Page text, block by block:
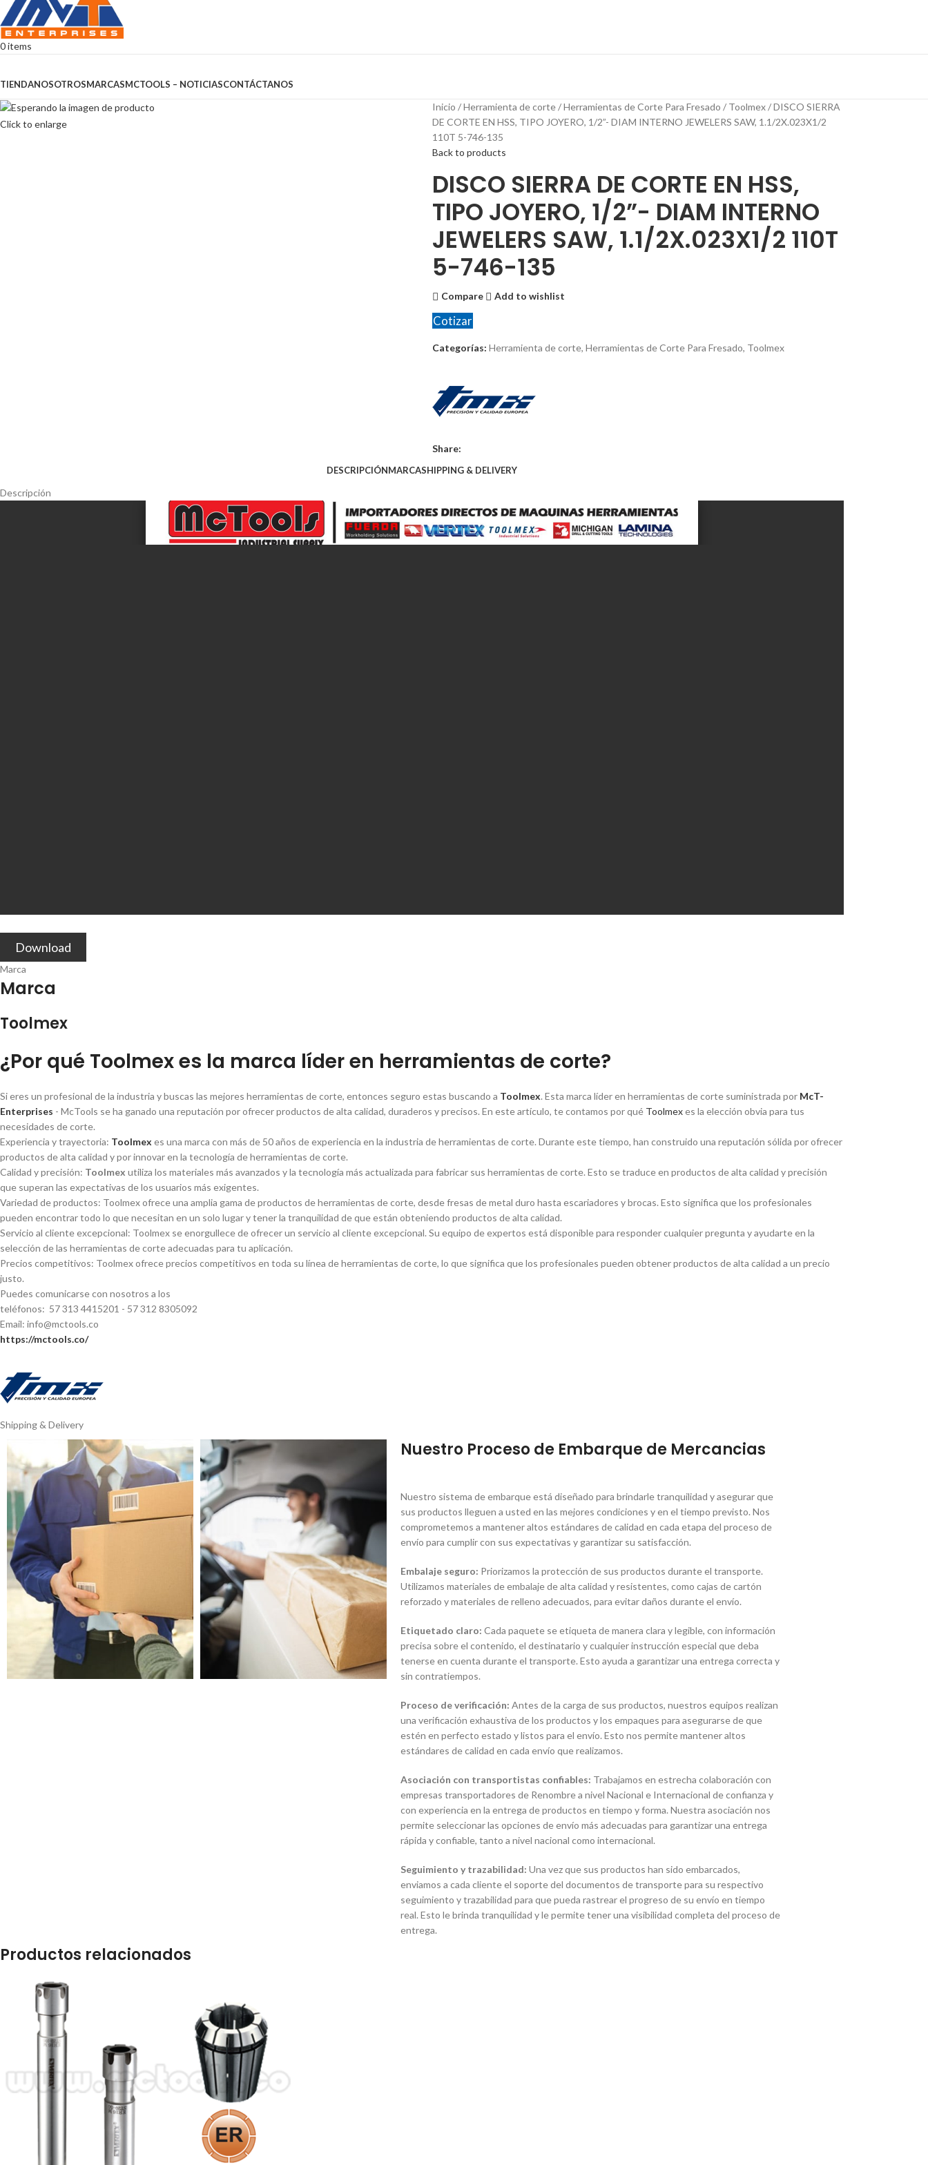
0items
TIENDANOSOTROSMARCASMCTOOLS – NOTICIASCONTÁCTANOS
Click to enlarge
Inicio Herramienta de corte Herramientas de Corte Para Fresado Toolmex
DISCO SIERRA
DE CORTE EN HSS, TIPO JOYERO, 1/2”- DIAM INTERNO JEWELERS SAW, 1.1/2X.023X1/2
110T 5-746-135
Back to products
DISCO SIERRA DE CORTE EN HSS,
TIPO JOYERO, 1/2”- DIAM INTERNO
JEWELERS SAW, 1.1/2X.023X1/2 110T
5-746-135
Compare Add to wishlist
Cotizar
Categorías: Herramienta de corte, Herramientas de Corte Para Fresado, Toolmex
Share:
DESCRIPCIÓNMARCASHIPPING & DELIVERY
Descripción
Download
Marca
Marca
Toolmex
¿Por qué Toolmex es la marca lí­der en herramientas de corte?
Si eres un profesional de la industria y buscas las mejores herramientas de corte, entonces seguro estas buscando a Toolmex. Esta marca lí­der en herramientas de corte suministrada por McT-
Enterprises - McTools se ha ganado una reputación por ofrecer productos de alta calidad, duraderos y precisos. En este artí­culo, te contamos por qué Toolmexes la elección obvia para tus
necesidades de corte.
Experiencia y trayectoria: Toolmex es una marca con más de 50 años de experiencia en la industria de herramientas de corte. Durante este tiempo, han construido una reputación sólida por ofrecer
productos de alta calidad y por innovar en la tecnologí­a de herramientas de corte.
Calidad y precisión: Toolmex utiliza los materiales más avanzados y la tecnologí­a más actualizada para fabricar sus herramientas de corte. Esto se traduce en productos de alta calidad y precisión
que superan las expectativas de los usuarios más exigentes.
Variedad de productos: Toolmex ofrece una amplia gama de productos de herramientas de corte, desde fresas de metal duro hasta escariadores y brocas. Esto significa que los profesionales
pueden encontrar todo lo que necesitan en un solo lugar y tener la tranquilidad de que están obteniendo productos de alta calidad.
Servicio al cliente excepcional: Toolmex se enorgullece de ofrecer un servicio al cliente excepcional. Su equipo de expertos está disponible para responder cualquier pregunta y ayudarte en la
selección de las herramientas de corte adecuadas para tu aplicación.
Precios competitivos: Toolmex ofrece precios competitivos en toda su lí­nea de herramientas de corte, lo que significa que los profesionales pueden obtener productos de alta calidad a un precio
justo.
Puedes comunicarse con nosotros a los
teléfonos: 57 313 4415201 - 57 312 8305092
Email: info@mctools.co
https://mctools.co/
Shipping & Delivery
Nuestro Proceso de Embarque de Mercancias
Nuestro sistema de embarque está diseñado para brindarle tranquilidad y asegurar que
sus productos lleguen a usted en las mejores condiciones y en el tiempo previsto. Nos
comprometemos a mantener altos estándares de calidad en cada etapa del proceso de
envío para cumplir con sus expectativas y garantizar su satisfacción.
Embalaje seguro: Priorizamos la protección de sus productos durante el transporte.
Utilizamos materiales de embalaje de alta calidad y resistentes, como cajas de cartón
reforzado y materiales de relleno adecuados, para evitar daños durante el envío.
Etiquetado claro: Cada paquete se etiqueta de manera clara y legible, con información
precisa sobre el contenido, el destinatario y cualquier instrucción especial que deba
tenerse en cuenta durante el transporte. Esto ayuda a garantizar una entrega correcta y
sin contratiempos.
Proceso de verificación: Antes de la carga de sus productos, nuestros equipos realizan
una verificación exhaustiva de los productos y los empaques para asegurarse de que
estén en perfecto estado y listos para el envío. Esto nos permite mantener altos
estándares de calidad en cada envío que realizamos.
Asociación con transportistas confiables: Trabajamos en estrecha colaboración con
empresas transportadores de Renombre a nivel Nacional e Internacional de confianza y
con experiencia en la entrega de productos en tiempo y forma. Nuestra asociación nos
permite seleccionar las opciones de envío más adecuadas para garantizar una entrega
rápida y confiable, tanto a nivel nacional como internacional.
Seguimiento y trazabilidad: Una vez que sus productos han sido embarcados,
enviamos a cada cliente el soporte del documentos de transporte para su respectivo
seguimiento y trazabilidad para que pueda rastrear el progreso de su envío en tiempo
real. Esto le brinda tranquilidad y le permite tener una visibilidad completa del proceso de
entrega.
Productos relacionados